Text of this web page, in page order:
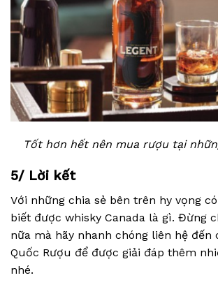
Tốt hơn hết nên mua rượu tại
5/ Lời kết
Với những chia sẻ bên trên hy vọng
biết được whisky Canada là gì. Đừng
nữa mà hãy nhanh chóng liên hệ đến
Quốc Rượu để được giải đáp thêm
nhé.